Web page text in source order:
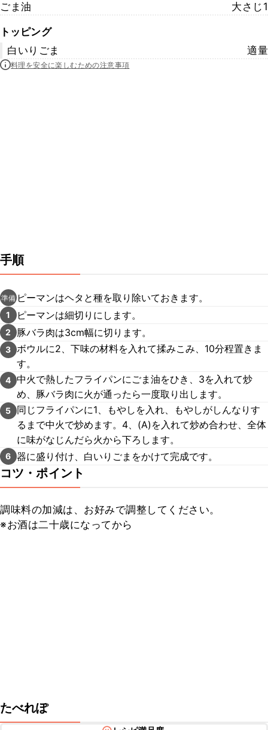
ごま油
大さじ1
トッピング
白いりごま
適量
料理を安全に楽しむための注意事項
手順
準備 ピーマンはヘタと種を取り除いておきます。
1 ピーマンは細切りにします。
2 豚バラ肉は3cm幅に切ります。
3 ボウルに2、下味の材料を入れて揉みこみ、10分程置きま
す。
4 中火で熱したフライパンにごま油をひき、3を入れて炒
め、豚バラ肉に火が通ったら一度取り出します。
5
同じフライパンに1、もやしを入れ、もやしがしんなりす
るまで中火で炒めます。4、(A)を入れて炒め合わせ、全体
に味がなじんだら火から下ろします。
6 器に盛り付け、白いりごまをかけて完成です。
コツ・ポイント
調味料の加減は、お好みで調整してください。
※お酒は二十歳になってから
たべれぽ